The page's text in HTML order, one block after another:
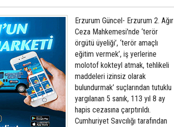
Erzurum Güncel- Erzurum 2. Ağır
Ceza Mahkemesi'nde ‘terör
örgütü üyeliği’, ‘terör amaçlı
eğitim vermek’, iş yerlerine
molotof kokteyl atmak, tehlikeli
maddeleri izinsiz olarak
bulundurmak’ suçlarından tutuklu
yargılanan 5 sanık, 113 yıl 8 ay
hapis cezasına çarptırıldı.
Cumhuriyet Savcılığı tarafından